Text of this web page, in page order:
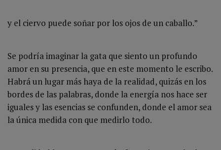
y el ciervo puede soñar por los ojos de un caballo.”
Se podría imaginar la gata que siento un profundo
amor en su presencia, que en este momento le escribo.
Habrá un lugar más haya de la realidad, quizás en los
bordes de las palabras, donde la energía nos hace ser
iguales y las esencias se confunden, donde el amor sea
la única medida con que medirlo todo.